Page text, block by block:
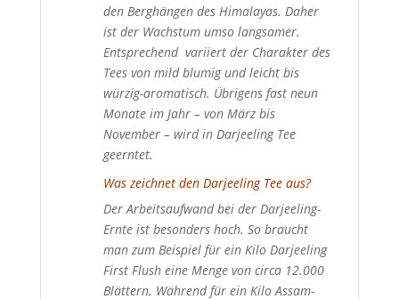
den Berghängen des Himalayas. Daher
ist der Wachstum umso langsamer.
Entsprechend variiert der Charakter des
Tees von mild blumig und leicht bis
würzig-aromatisch. Übrigens fast neun
Monate im Jahr – von März bis
November – wird in Darjeeling Tee
geerntet.
Was zeichnet den Darjeeling Tee aus?
Der Arbeitsaufwand bei der Darjeeling-
Ernte ist besonders hoch. So braucht
man zum Beispiel für ein Kilo Darjeeling
First Flush eine Menge von circa 12.000
Blättern. Während für ein Kilo Assam-